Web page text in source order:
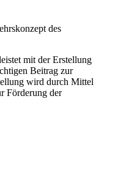
mit der Erstellung
Beitrag zur
wird durch Mittel
Förderung der